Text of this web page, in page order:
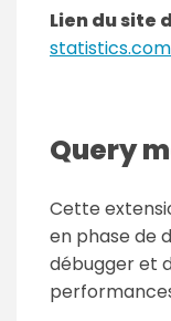
Lien du site
Query
Cette
en phase de
débugger et